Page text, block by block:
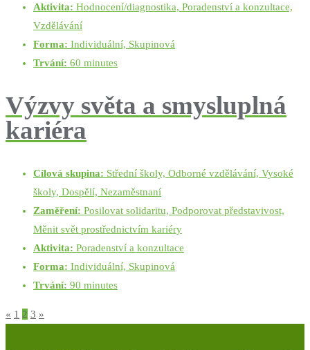
Aktivita: Hodnocení/diagnostika, Poradenství a konzultace,
Vzdělávání
Forma: Individuální, Skupinová
Trvání: 60 minutes
Výzvy světa a smysluplná
kariéra
Cílová skupina: Střední školy, Odborné vzdělávání, Vysoké
školy, Dospělí, Nezaměstnaní
Zaměření: Posilovat solidaritu, Podporovat představivost,
Měnit svět prostřednictvím kariéry
Aktivita: Poradenství a konzultace
Forma: Individuální, Skupinová
Trvání: 90 minutes
Stránkování
« 1 2 3 »